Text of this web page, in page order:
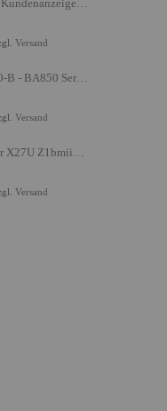
Versand
Versand
Acer Predator X27U Z1bmiiprx - X Series - OLED-Monitor - Gaming - 68.6 cm (27")
Versand